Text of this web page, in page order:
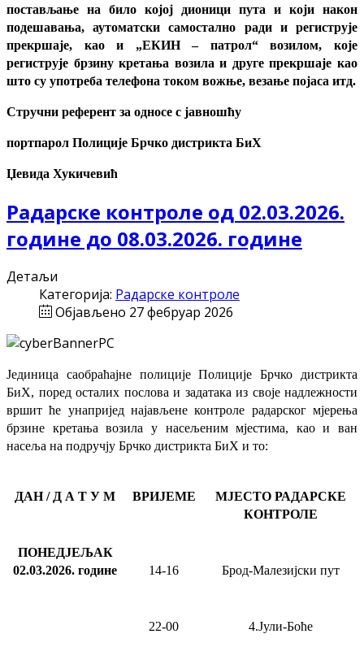
постављање на било којој дионици пута и који након
подешавања, аутоматски самостално ради и региструје
прекршаје, као и „ЕКИН – патрол“ возилом, које
региструје брзину кретања возила и друге прекршаје као
што су употреба телефона током вожње, везање појаса итд.
Стручни референт за односе с јавношћу
портпарол Полиције Брчко дистрикта БиХ
Џевида Хукичевић
Радарске контроле од 02.03.2026.
године до 08.03.2026. године
Детаљи
Категорија: Радарске контроле
Објављено 27 фебруар 2026
Јединица саобраћајне полиције Полиције Брчко дистрикта
БиХ, поред осталих послова и задатака из своје надлежности
вршит ће унапријед најављене контроле радарског мјерења
брзине кретања возила у насељеним мјестима, као и ван
насеља на подручју Брчко дистрикта БиХ и то:
ДАН / Д А Т У М ВРИЈЕМЕ
МЈЕСТО РАДАРСКЕ
КОНТРОЛЕ
ПОНЕДЈЕЉАК
02.03.2026. године 14-16 Брод-Малезијски пут
22-00 4.Јули-Боће